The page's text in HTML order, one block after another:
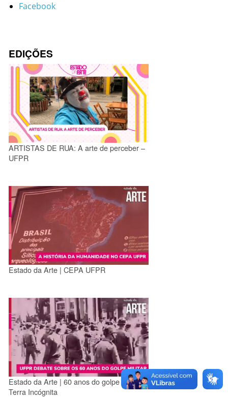
Facebook
EDIÇÕES
ARTISTAS DE RUA: A arte de perceber –
UFPR
Estado da Arte | CEPA UFPR
Estado da Arte | 60 anos do golpe militar:
Terra Incógnita